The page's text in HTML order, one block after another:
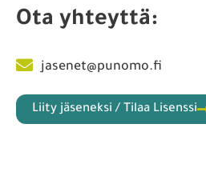
Ota yhteyttä:
jasenet@punomo.fi
Liity jäseneksi / Tilaa Lisenssi